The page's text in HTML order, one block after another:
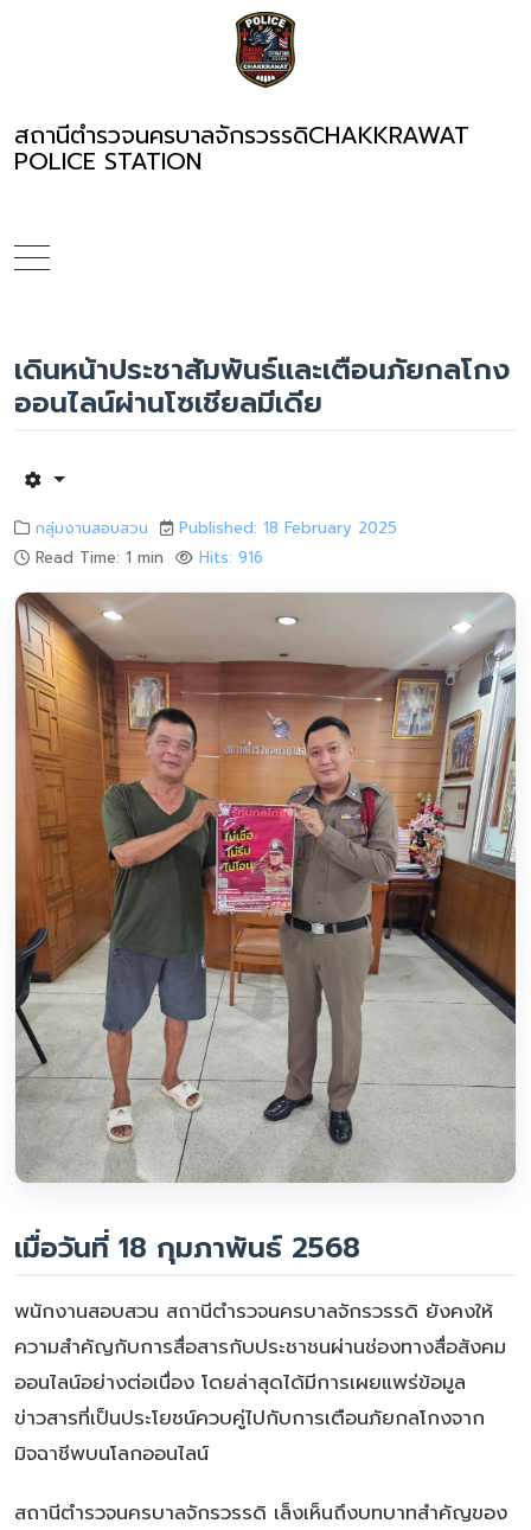
สถานีตำรวจนครบาลจักรวรรดิCHAKKRAWAT
POLICE STATION
เดินหน้าประชาสัมพันธ์และเตือนภัยกลโกง
ออนไลน์ผ่านโซเชียลมีเดีย
กลุ่มงานสอบสวน
Published: 18 February 2025
Read Time: 1 min
Hits: 916
เมื่อวันที่ 18 กุมภาพันธ์ 2568
พนักงานสอบสวน สถานีตำรวจนครบาลจักรวรรดิ ยังคงให้
ความสำคัญกับการสื่อสารกับประชาชนผ่านช่องทางสื่อสังคม
ออนไลน์อย่างต่อเนื่อง โดยล่าสุดได้มีการเผยแพร่ข้อมูล
ข่าวสารที่เป็นประโยชน์ควบคู่ไปกับการเตือนภัยกลโกงจาก
มิจฉาชีพบนโลกออนไลน์
สถานีตำรวจนครบาลจักรวรรดิ เล็งเห็นถึงบทบาทสำคัญของ